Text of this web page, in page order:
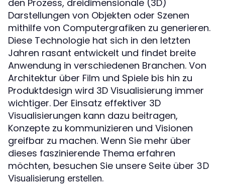
den Prozess, dreidimensionale (3D)
Darstellungen von Objekten oder Szenen
mithilfe von Computergrafiken zu generieren.
Diese Technologie hat sich in den letzten
Jahren rasant entwickelt und findet breite
Anwendung in verschiedenen Branchen. Von
Architektur über Film und Spiele bis hin zu
Produktdesign wird 3D Visualisierung immer
wichtiger. Der Einsatz effektiver 3D
Visualisierungen kann dazu beitragen,
Konzepte zu kommunizieren und Visionen
greifbar zu machen. Wenn Sie mehr über
dieses faszinierende Thema erfahren
möchten, besuchen Sie unsere Seite über 3D
Visualisierung erstellen.